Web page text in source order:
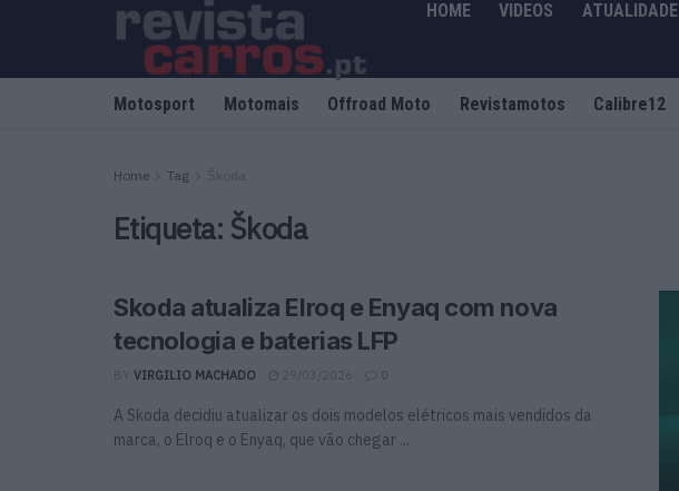
HOME VIDEOS ATUALIDADE
Motosport Motomais Offroad Moto Revistamotos Calibre12
Home Tag Škoda
Etiqueta: Škoda
Skoda atualiza Elroq e Enyaq com nova
tecnologia e baterias LFP
BY VIRGILIO MACHADO 0
A Skoda decidiu atualizar os dois modelos elétricos mais vendidos da
marca, o Elroq e o Enyaq, que vão chegar ...